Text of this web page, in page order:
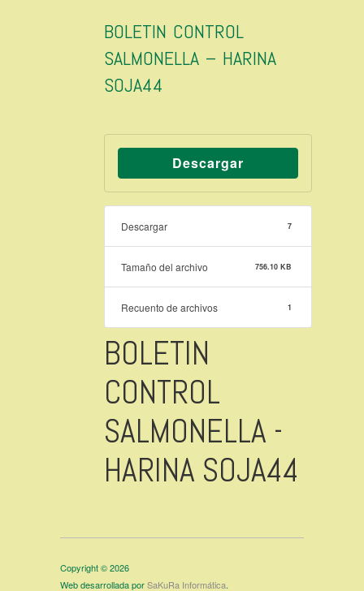
BOLETIN CONTROL
SALMONELLA – HARINA
SOJA44
Descargar
Descargar 7
Tamaño del archivo 756.10 KB
Recuento de archivos 1
BOLETIN
CONTROL
SALMONELLA -
HARINA SOJA44
Copyright © 2026
Web desarrollada porSaKuRa Informática.